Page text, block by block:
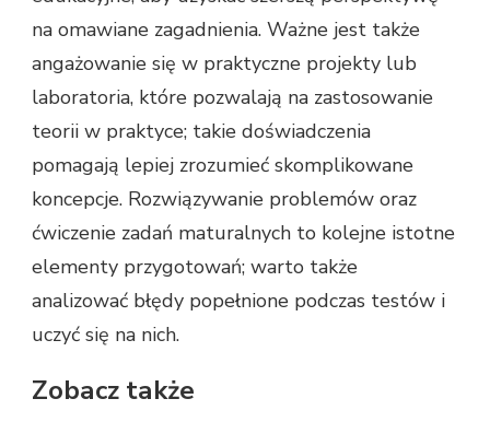
na omawiane zagadnienia. Ważne jest także
angażowanie się w praktyczne projekty lub
laboratoria, które pozwalają na zastosowanie
teorii w praktyce; takie doświadczenia
pomagają lepiej zrozumieć skomplikowane
koncepcje. Rozwiązywanie problemów oraz
ćwiczenie zadań maturalnych to kolejne istotne
elementy przygotowań; warto także
analizować błędy popełnione podczas testów i
uczyć się na nich.
Zobacz także